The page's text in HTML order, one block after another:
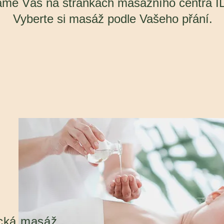
Vás na stránkách masážního centra
Vyberte si masáž podle Vašeho přání.
masáž